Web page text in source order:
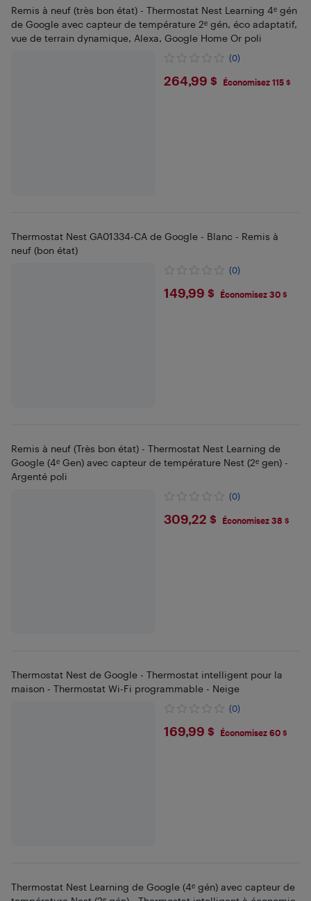
Remis à neuf (très bon état) - Thermostat Nest Learning 4ᵉ gén
de Google avec capteur de température 2ᵉ gén, éco adaptatif,
vue de terrain dynamique, Alexa, Google Home Or poli
(0)
$264.99
264,99 $ Économisez 115 $
Thermostat Nest GA01334-CA de Google - Blanc - Remis à
neuf (bon état)
(0)
$149.99
149,99 $ Économisez 30 $
Remis à neuf (Très bon état) - Thermostat Nest Learning de
Google (4ᵉ Gen) avec capteur de température Nest (2ᵉ gen) -
Argenté poli
(0)
$309.22
309,22 $ Économisez 38 $
Thermostat Nest de Google - Thermostat intelligent pour la
maison - Thermostat Wi-Fi programmable - Neige
(0)
$169.99
169,99 $ Économisez 60 $
Thermostat Nest Learning de Google (4ᵉ gén) avec capteur de